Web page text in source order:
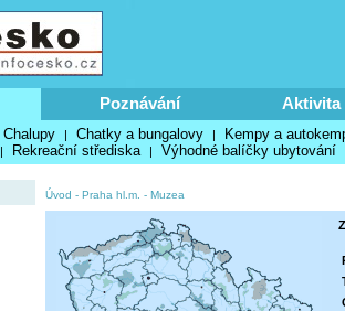
Poznávání Aktivita
Chalupy | Chatky a bungalovy | Kempy a
| Rekreační střediska | Výhodné balíčky ubytování
Úvod - Praha hl.m. - Muzea